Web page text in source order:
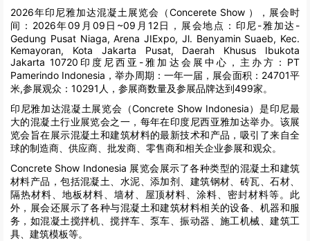
2026年印尼雅加达混凝土展览会（Concerete Show ），展会时
间：2026年09月09日~09月12日，展会地点：印尼-雅加达-
Gedung Pusat Niaga, Arena JIExpo, Jl. Benyamin Suaeb, Kec.
Kemayoran, Kota Jakarta Pusat, Daerah Khusus Ibukota
Jakarta 10720印度尼西亚-雅加达会展中心，主办方：PT
Pamerindo Indonesia，举办周期：一年一届，展会面积：24701平
米,参展观众：10291人，参展商数量及参展品牌达到499家。
印尼雅加达混凝土展览会（Concrete Show Indonesia）是印尼最
大的混凝土行业展览会之一，每年在印度尼西亚雅加达举办。该展
览会旨在展示混凝土和建筑材料的最新技术和产品，吸引了来自全
球的制造商、供应商、批发商、零售商和相关企业参展和观众。
Concrete Show Indonesia 展览会展示了各种类型的混凝土和建筑
材料产品，包括混凝土、水泥、添加剂、建筑钢材、砖瓦、石材、
隔热材料、地板材料、墙材、屋顶材料、涂料、密封材料等。此
外，展会还展示了各种与混凝土和建筑材料相关的设备、机器和服
务，如混凝土搅拌机、搅拌车、泵车、振动器、施工机械、建筑工
具、建筑模板等。